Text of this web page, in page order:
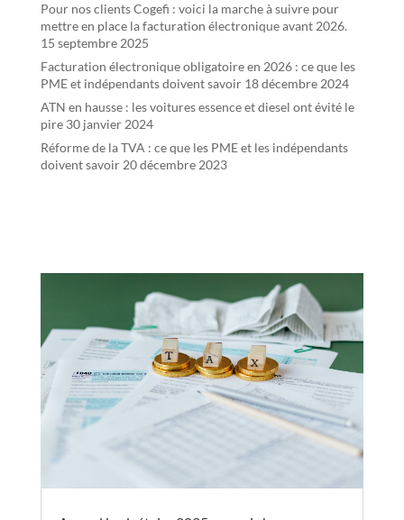
Pour nos clients Cogefi : voici la marche à suivre pour
mettre en place la facturation électronique avant 2026.
15 septembre 2025
Facturation électronique obligatoire en 2026 : ce que les
PME et indépendants doivent savoir 18 décembre 2024
ATN en hausse : les voitures essence et diesel ont évité le
pire 30 janvier 2024
Réforme de la TVA : ce que les PME et les indépendants
doivent savoir 20 décembre 2023